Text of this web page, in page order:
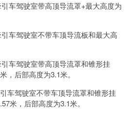
车驾驶室带高顶导流罩+最大高度为
车驾驶室不带车顶导流板和最大高
车驾驶室带高顶导流罩和锥形挂
，后部高度为3.1米。
车驾驶室不带车顶导流罩和锥形挂
米，后部高度为3.1米。